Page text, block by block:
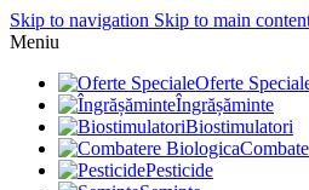
Skip to navigation Skip to main
Meniu
Oferte
Îngrășăminte
Biostimulatori
Pesticide